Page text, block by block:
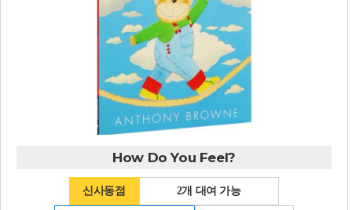
How Do You Feel?
신사동점 2개 대여 가능